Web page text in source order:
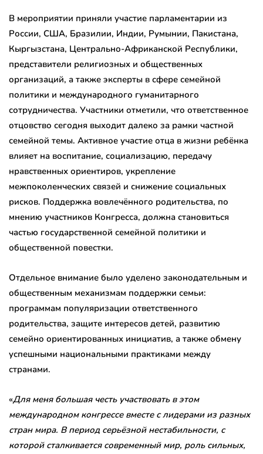
В мероприятии приняли участие парламентарии из
России, США, Бразилии, Индии, Румынии, Пакистана,
Кыргызстана, Центрально-Африканской Республики,
представители религиозных и общественных
организаций, а также эксперты в сфере семейной
политики и международного гуманитарного
сотрудничества. Участники отметили, что ответственное
отцовство сегодня выходит далеко за рамки частной
семейной темы. Активное участие отца в жизни ребёнка
влияет на воспитание, социализацию, передачу
нравственных ориентиров, укрепление
межпоколенческих связей и снижение социальных
рисков. Поддержка вовлечённого родительства, по
мнению участников Конгресса, должна становиться
частью государственной семейной политики и
общественной повестки.
Отдельное внимание было уделено законодательным и
общественным механизмам поддержки семьи:
программам популяризации ответственного
родительства, защите интересов детей, развитию
семейно ориентированных инициатив, а также обмену
успешными национальными практиками между
странами.
«Для меня большая честь участвовать в этом
международном конгрессе вместе с лидерами из разных
стран мира. В период серьёзной нестабильности, с
которой сталкивается современный мир, роль сильных,